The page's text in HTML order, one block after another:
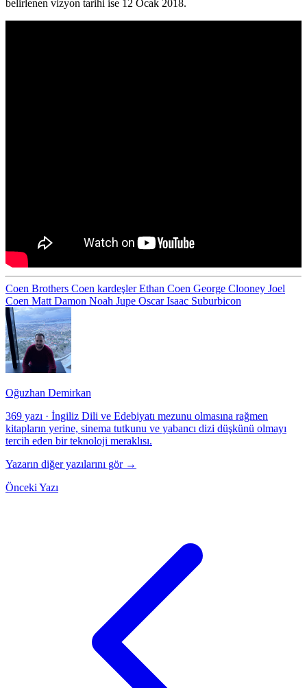
belirlenen vizyon tarihi ise 12 Ocak 2018.
Coen Brothers Coen kardeşlerEthan Coen George Clooney Joel
Coen Matt Damon Noah Jupe Oscar Isaac Suburbicon
Oğuzhan Demirkan
369 yazı · İngiliz Dili ve Edebiyatı mezunu olmasına rağmen
kitapların yerine, sinema tutkunu ve yabancı dizi düşkünü olmayı
tercih eden bir teknoloji meraklısı.
Yazarın diğer yazılarını gör →
Önceki Yazı